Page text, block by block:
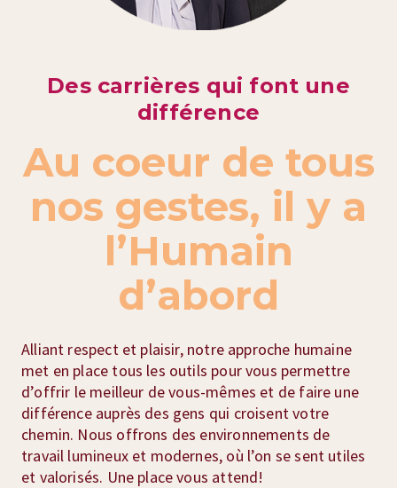
Des carrières qui font une
différence
Au coeur de tous
nos gestes, il y a
l’Humain
d’abord
Alliant respect et plaisir, notre approche humaine
met en place tous les outils pour vous permettre
d’offrir le meilleur de vous-mêmes et de faire une
différence auprès des gens qui croisent votre
chemin. Nous offrons des environnements de
travail lumineux et modernes, où l’on se sent utiles
et valorisés. Une place vous attend!